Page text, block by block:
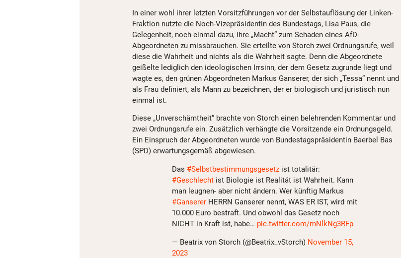
In einer wohl ihrer letzten Vorsitzführungen vor der Selbstauflösung der Linken-
Fraktion nutzte die Noch-Vizepräsidentin des Bundestags, Lisa Paus, die
Gelegenheit, noch einmal dazu, ihre „Macht“ zum Schaden eines AfD-
Abgeordneten zu missbrauchen. Sie erteilte von Storch zwei Ordnungsrufe, weil
diese die Wahrheit und nichts als die Wahrheit sagte. Denn die Abgeordnete
geißelte lediglich den ideologischen Irrsinn, der dem Gesetz zugrunde liegt und
wagte es, den grünen Abgeordneten Markus Ganserer, der sich „Tessa“ nennt und
als Frau definiert, als Mann zu bezeichnen, der er biologisch und juristisch nun
einmal ist.
Diese „Unverschämtheit“ brachte von Storch einen belehrenden Kommentar und
zwei Ordnungsrufe ein. Zusätzlich verhängte die Vorsitzende ein Ordnungsgeld.
Ein Einspruch der Abgeordneten wurde von Bundestagspräsidentin Baerbel Bas
(SPD) erwartungsgemäß abgewiesen.
Das #Selbstbestimmungsgesetz ist totalitär:
#Geschlecht ist Biologie ist Realität ist Wahrheit. Kann
man leugnen- aber nicht ändern. Wer künftig Markus
#Ganserer HERRN Ganserer nennt, WAS ER IST, wird mit
10.000 Euro bestraft. Und obwohl das Gesetz noch
NICHT in Kraft ist, habe… pic.twitter.com/mNlkNg3RFp
— Beatrix von Storch (@Beatrix_vStorch) November 15,
2023